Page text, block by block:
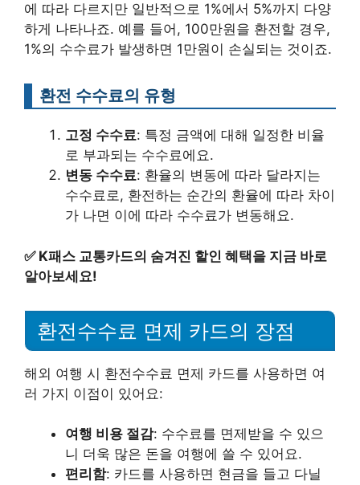
에 따라 다르지만 일반적으로 1%에서 5%까지 다양
하게 나타나죠. 예를 들어, 100만원을 환전할 경우,
1%의 수수료가 발생하면 1만원이 손실되는 것이죠.
환전 수수료의 유형
고정 수수료: 특정 금액에 대해 일정한 비율
로 부과되는 수수료에요.
변동 수수료: 환율의 변동에 따라 달라지는
수수료로, 환전하는 순간의 환율에 따라 차이
가 나면 이에 따라 수수료가 변동해요.
✅ K패스 교통카드의 숨겨진 할인 혜택을 지금 바로
알아보세요!
환전수수료 면제 카드의 장점
해외 여행 시 환전수수료 면제 카드를 사용하면 여
러 가지 이점이 있어요:
여행 비용 절감: 수수료를 면제받을 수 있으
니 더욱 많은 돈을 여행에 쓸 수 있어요.
편리함: 카드를 사용하면 현금을 들고 다닐